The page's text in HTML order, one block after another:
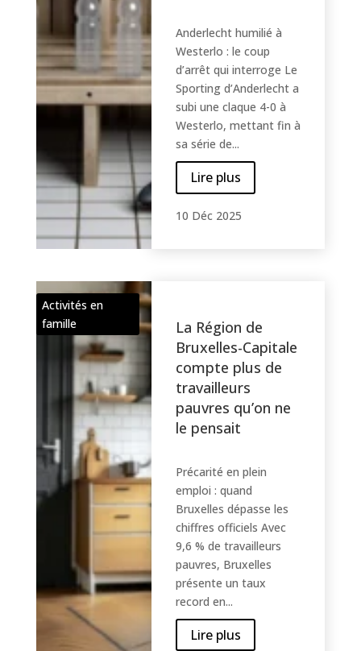
Anderlecht humilié à
Westerlo : le coup
d’arrêt qui interroge Le
Sporting d’Anderlecht a
subi une claque 4-0 à
Westerlo, mettant fin à
sa série de...
Lire plus
10 Déc 2025
Activités en
famille
La Région de
Bruxelles-Capitale
compte plus de
travailleurs
pauvres qu’on ne
le pensait
Précarité en plein
emploi : quand
Bruxelles dépasse les
chiffres officiels Avec
9,6 % de travailleurs
pauvres, Bruxelles
présente un taux
record en...
Lire plus